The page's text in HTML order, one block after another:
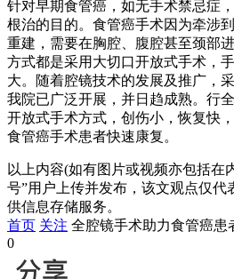
针对早期食管癌，如无手术禁忌症
根治的目的。食管癌手术因为牵涉
重建，需要在胸腔、腹腔甚至颈部
方式都是采用大切口开放式手术，
大。随着腔镜技术的发展及推广，
我院已广泛开展，并日趋成熟。行
开放式手术方式，创伤小，恢复快
食管癌手术患者快速康复。
以上内容(如有图片或视频亦包括在
号”用户上传并发布，该文观点仅代
供信息存储服务。
首页 关注 全腔镜手术助力食管癌患
0